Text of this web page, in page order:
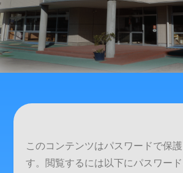
このコンテンツはパスワードで保
す。閲覧するには以下にパスワー